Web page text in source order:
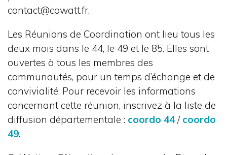
contact@cowatt.fr.
Les Réunions de Coordination ont lieu tous les
deux mois dans le 44, le 49 et le 85. Elles sont
ouvertes à tous les membres des
communautés, pour un temps d’échange et de
convivialité. Pour recevoir les informations
concernant cette réunion, inscrivez à la liste de
diffusion départementale : coordo 44/ coordo
49.